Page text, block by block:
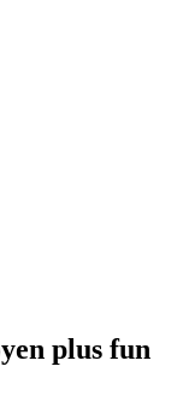
plus fun